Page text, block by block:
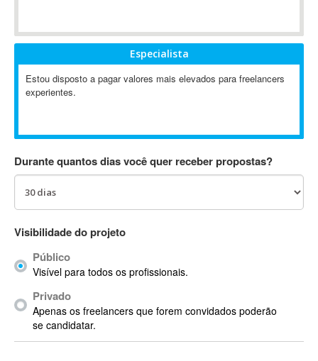
Abstract Window Toolkit (AWT)
AC Drives
AC3
ACID Pro
ACPI
ACT
Actian
Actimize
ActionScript
ActionScript 3
Especialista
Estou disposto a pagar valores mais elevados para freelancers
experientes.
Durante quantos dias você quer receber propostas?
Visibilidade do projeto
Público
Visível para todos os profissionais.
Privado
Apenas os freelancers que forem convidados poderão
se candidatar.